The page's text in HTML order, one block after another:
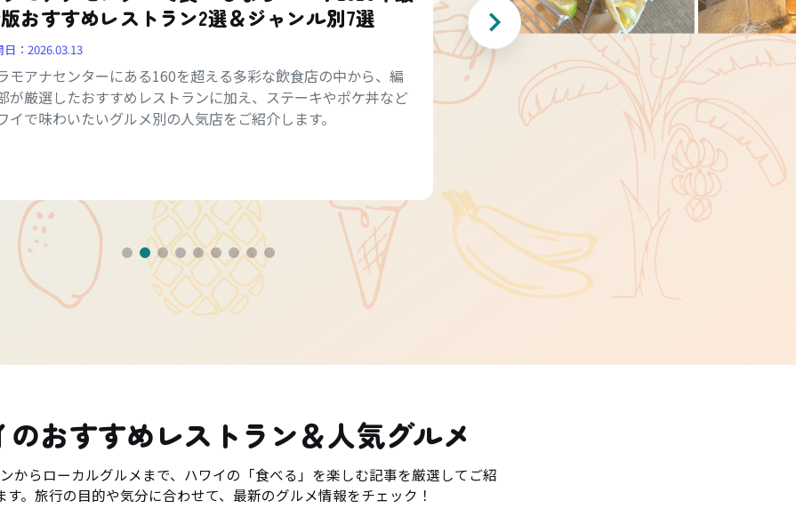
おすすめレストラン2選＆ジャンル別7選
： 2026.03.13
モアナセンターにある160を超える多彩な飲食店の中から、編
が厳選したおすすめレストランに加え、ステーキやポケ丼など
イで味わいたいグルメ別の人気店をご紹介します。
のおすすめレストラン＆人気グルメ
からローカルグルメまで、ハワイの「食べる」を楽しむ記事を厳選してご紹
す。旅行の目的や気分に合わせて、最新のグルメ情報をチェック！